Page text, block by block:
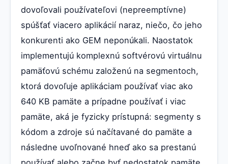
dovoľovali používateľovi (nepreemptívne)
spúšťať viacero aplikácií naraz, niečo, čo jeho
konkurenti ako GEM neponúkali. Naostatok
implementujú komplexnú softvérovú virtuálnu
pamäťovú schému založenú na segmentoch,
ktorá dovoľuje aplikáciam používať viac ako
640 KB pamäte a prípadne používať i viac
pamäte, aká je fyzicky prístupná: segmenty s
kódom a zdroje sú načítavané do pamäte a
následne uvoľnované hneď ako sa prestanú